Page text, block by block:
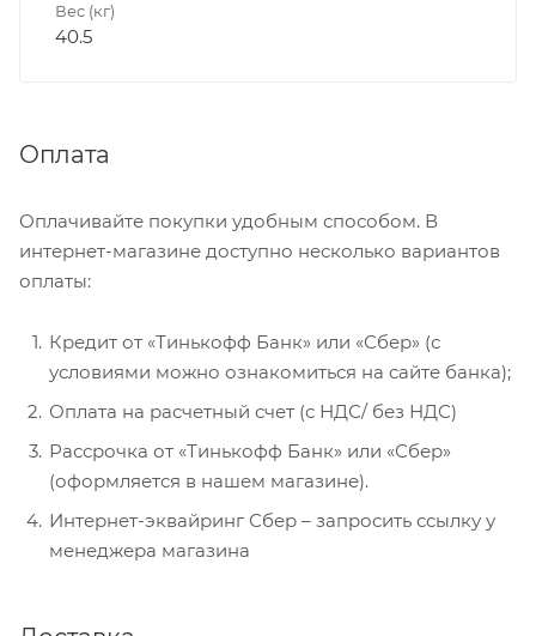
Вес (кг)
40.5
Оплата
Оплачивайте покупки удобным способом. В
интернет-магазине доступно несколько вариантов
оплаты:
Кредит от «Тинькофф Банк» или «Сбер» (с
условиями можно ознакомиться на сайте банка);
Оплата на расчетный счет (с НДС/ без НДС)
Рассрочка от «Тинькофф Банк» или «Сбер»
(оформляется в нашем магазине).
Интернет-эквайринг Сбер – запросить ссылку у
менеджера магазина